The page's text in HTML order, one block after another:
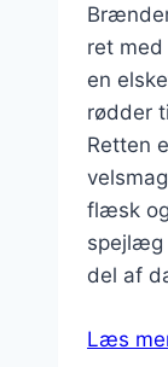
ret
en
rødder
Retten
flæsk
spejlæg
del af
Læs